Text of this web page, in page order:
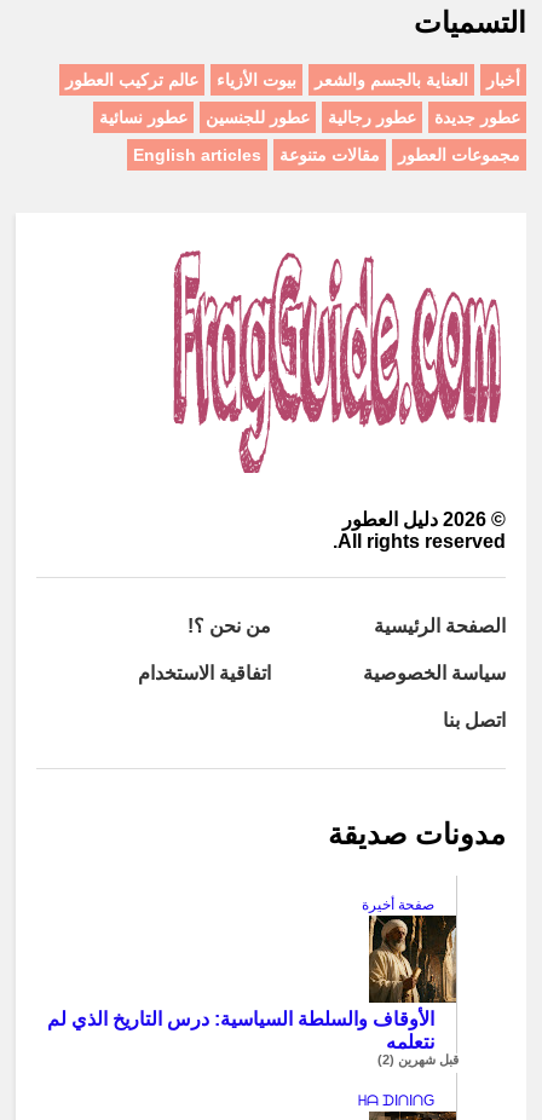
التسميات
أخبار العناية بالجسم والشعر بيوت الأزياء
عالم تركيب العطور
عطور جديدة
عطور رجالية عطور للجنسين
عطور نسائية
مجموعات العطور
مقالات متنوعة English articles
©
2026 دليل العطور
All rights reserved.
الصفحة الرئيسية من نحن ؟!
سياسة الخصوصية اتفاقية الاستخدام
اتصل بنا
مدونات صديقة
صفحة أخيرة
الأوقاف والسلطة السياسية: درس التاريخ الذي لم
نتعلمه
قبل شهرين (2)
ᕼᗩ ᗪIᑎIᑎG